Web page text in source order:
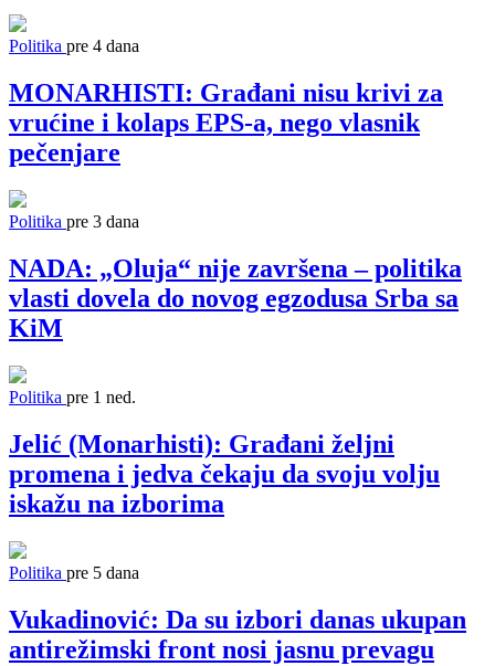
Politika pre 4 dana
MONARHISTI: Građani nisu krivi za
vrućine i kolaps EPS-a, nego vlasnik
pečenjare
Politika pre 3 dana
NADA: „Oluja“ nije završena – politika
vlasti dovela do novog egzodusa Srba sa
KiM
Politika pre 1 ned.
Jelić (Monarhisti): Građani željni
promena i jedva čekaju da svoju volju
iskažu na izborima
Politika pre 5 dana
Vukadinović: Da su izbori danas ukupan
antirežimski front nosi jasnu prevagu